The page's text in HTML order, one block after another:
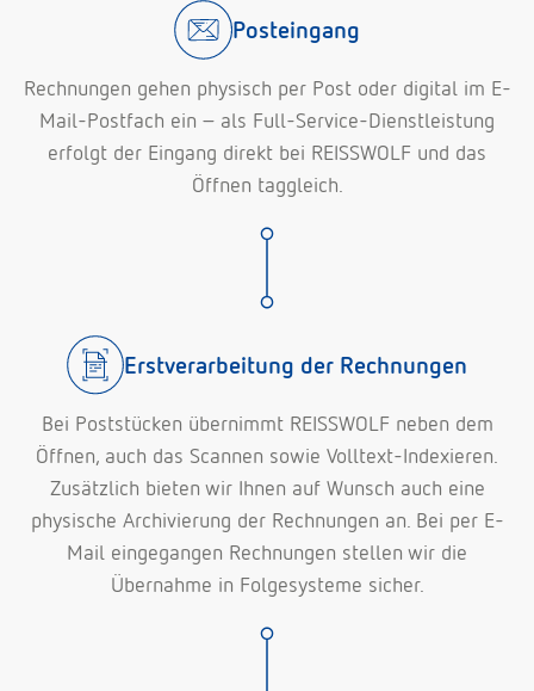
Posteingang
Rechnungen gehen physisch per Post oder digital im E-
Mail-Postfach ein – als Full-Service-Dienstleistung
erfolgt der Eingang direkt bei REISSWOLF und das
Öffnen taggleich.
Erstverarbeitung der Rechnungen
Bei Poststücken übernimmt REISSWOLF neben dem
Öffnen, auch das Scannen sowie Volltext-Indexieren.
Zusätzlich bieten wir Ihnen auf Wunsch auch eine
physische Archivierung der Rechnungen an. Bei per E-
Mail eingegangen Rechnungen stellen wir die
Übernahme in Folgesysteme sicher.